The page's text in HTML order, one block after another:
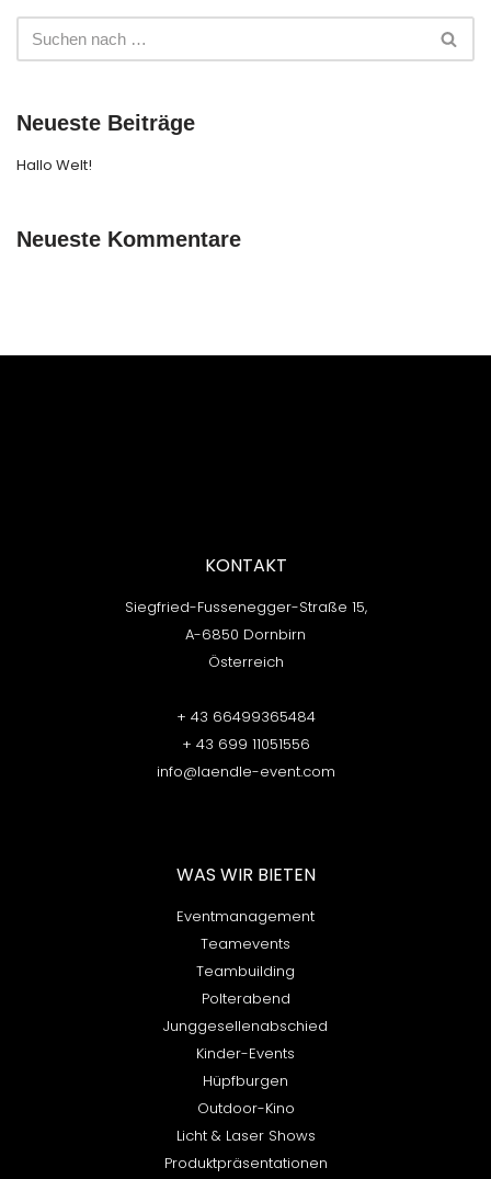
Neueste Beiträge
Hallo Welt!
Neueste Kommentare
KONTAKT
Siegfried-Fussenegger-Straße 15,
A-6850 Dornbirn
Österreich
+ 43 66499365484
+ 43 699 11051556
info@laendle-event.com
WAS WIR BIETEN​
Eventmanagement
Teamevents
Teambuilding
Polterabend
Junggesellenabschied
Kinder-Events
Hüpfburgen
Outdoor-Kino
Licht & Laser Shows
Produktpräsentationen